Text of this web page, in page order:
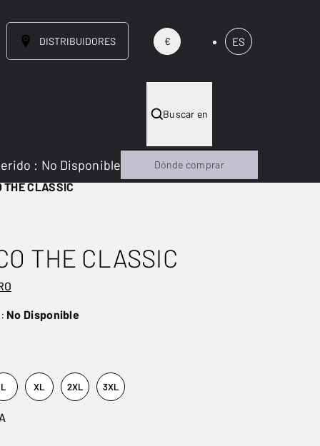
DISTRIBUIDORES € ES
Buscar en
THE CLASSIC
THE CLASSIC
No Disponible
L XL 2XL 3XL
: No Disponible Dónde comprar